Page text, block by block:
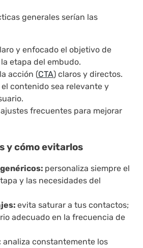
generales serían las
y enfocado el objetivo de
etapa del embudo.
acción (CTA) claros y directos.
contenido sea relevante y
frecuentes para mejorar
y cómo evitarlos
personaliza siempre el
y las necesidades del
evita saturar a tus contactos;
adecuado en la frecuencia de
analiza constantemente los